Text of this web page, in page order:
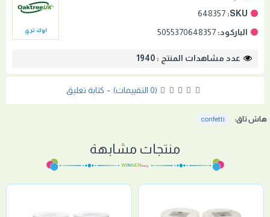
SKU:
648357
الباركود: 5055370648357 اوك تري
عدد مشاهدات المنتج : 1940
(0 التقييمات) - كتابة تعليق
هاش تاق: confetti
منتجات مشابهة